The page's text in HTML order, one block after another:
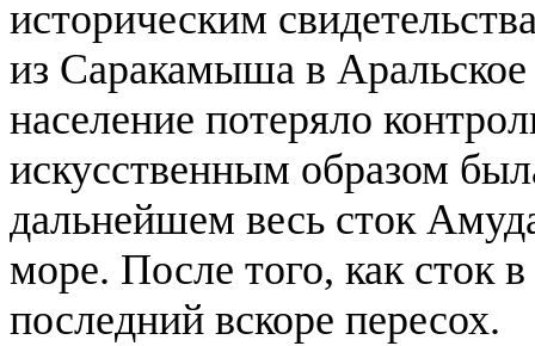
историческим
из Саракамыша в
население потеряло
искусственным образом
дальнейшем весь сток
море. После того, как сток
последний вскоре пересох.